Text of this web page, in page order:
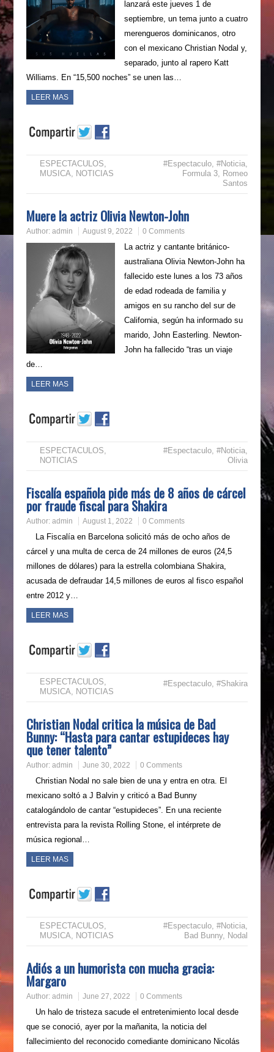
lanzará este jueves 1 de
septiembre, un tema junto a cuatro
merengueros dominicanos, otro
con el mexicano Christian Nodal y,
separado, junto al rapero Katt
Williams. En “15,500 noches” se unen las…
LEER MAS
ESPECTACULOS
MUSICA
NOTICIAS
#Espectaculo ,#Noticia
Formula 3 Romeo
Santos
Muere la actriz Olivia Newton-John
Author: admin August 9, 2022 0 Comments
La actriz y cantante británico-
australiana Olivia Newton-John ha
fallecido este lunes a los 73 años
de edad rodeada de familia y
amigos en su rancho del sur de
California, según ha informado su
marido, John Easterling. Newton-
John ha fallecido “tras un viaje
de…
LEER MAS
ESPECTACULOS
NOTICIAS
#Espectaculo ,#Noticia
Olivia
Fiscalía española pide más de 8 años de cárcel
por fraude fiscal para Shakira
Author: admin August 1, 2022 0 Comments
La Fiscalía en Barcelona solicitó más de ocho años de
cárcel y una multa de cerca de 24 millones de euros (24,5
millones de dólares) para la estrella colombiana Shakira,
acusada de defraudar 14,5 millones de euros al fisco español
entre 2012 y…
LEER MAS
ESPECTACULOS
MUSICA
NOTICIAS
#Espectaculo ,#Shakira
Christian Nodal critica la música de Bad
Bunny: “Hasta para cantar estupideces hay
que tener talento”
Author: admin June 30, 2022 0 Comments
Christian Nodal no sale bien de una y entra en otra. El
mexicano soltó a J Balvin y criticó a Bad Bunny
catalogándolo de cantar “estupideces”. En una reciente
entrevista para la revista Rolling Stone, el intérprete de
música regional…
LEER MAS
ESPECTACULOS
MUSICA
NOTICIAS
#Espectaculo ,#Noticia
Bad Bunny, Nodal
Adiós a un humorista con mucha gracia:
Margaro
Author: admin June 27, 2022 0 Comments
Un halo de tristeza sacude el entretenimiento local desde
que se conoció, ayer por la mañanita, la noticia del
fallecimiento del reconocido comediante dominicano Nicolás